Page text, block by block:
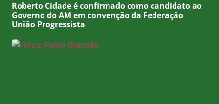
Roberto Cidade é confirmado como candidato ao
Governo do AM em convenção da Federação
União Progressista